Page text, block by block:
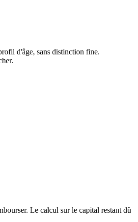
d'âge, sans distinction fine.
Le calcul sur le capital restant dû